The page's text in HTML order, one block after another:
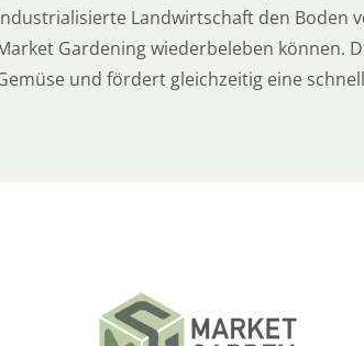
Landwirtschaft den Boden
Gardening wiederbeleben können.
und fördert gleichzeitig eine